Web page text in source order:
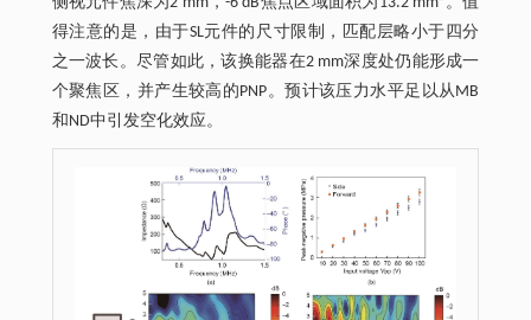
得注意的是，由于SL元件的尺寸限制，匹配层略小于四分
之一波长。尽管如此，该换能器在2 mm深度处仍能形成一
个聚焦区，并产生较高的PNP。预计该压力水平足以从MB
和ND中引发空化效应。